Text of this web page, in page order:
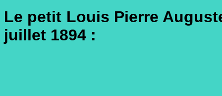
Le petit Louis Pierre
juillet 1894 :